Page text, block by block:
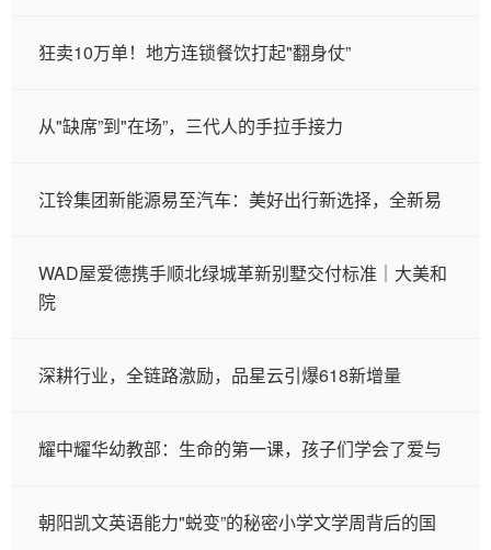
狂卖10万单！地方连锁餐饮打起"翻身仗”
从"缺席”到"在场”，三代人的手拉手接力
江铃集团新能源易至汽车：美好出行新选择，全新易
WAD屋爱德携手顺北绿城革新别墅交付标准｜大美和
院
深耕行业，全链路激励，品星云引爆618新增量
耀中耀华幼教部：生命的第一课，孩子们学会了爱与
朝阳凯文英语能力"蜕变”的秘密小学文学周背后的国